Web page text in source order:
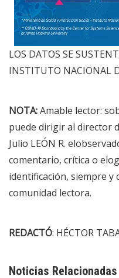
LOS DATOS SE
INSTITUTO NACIONAL
NOTA:Amable lector:
puede dirigir al director
Julio LEÓN R.
comentario, crítica o
identificación, siempre y
comunidad lectora.
REDACTÓ: HÉCTOR
Noticias Relacionadas